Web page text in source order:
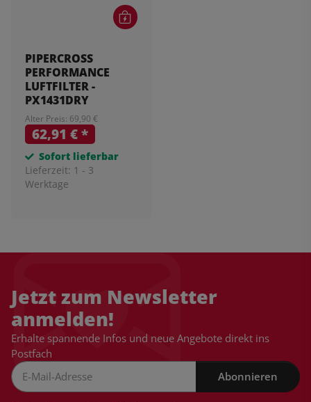
PIPERCROSS
PERFORMANCE
LUFTFILTER -
PX1431DRY
Alter Preis: 69,90 €
62,91 €*
Sofort lieferbar
Lieferzeit: 1 - 3
Werktage
Jetzt zum Newsletter
anmelden!
Erhalte spannende Infos und neue Angebote direkt ins
Postfach
Abonnieren